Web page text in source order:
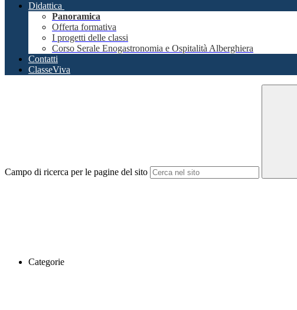
Didattica
Panoramica
Offerta formativa
I progetti delle classi
Corso Serale Enogastronomia e Ospitalità Alberghiera
Contatti
ClasseViva
Campo di ricerca per le pagine del sito
Categorie